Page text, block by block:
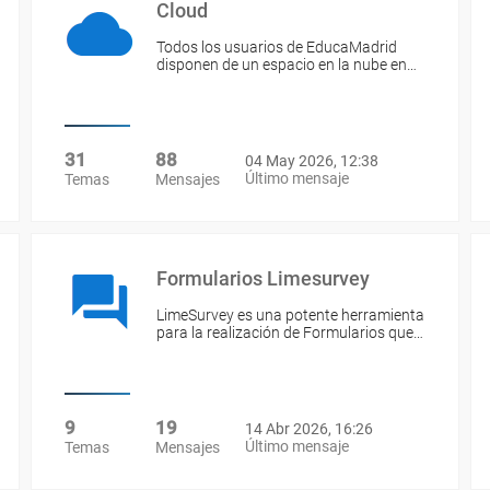
Cloud
Todos los usuarios de EducaMadrid
disponen de un espacio en la nube en…
31
Temas
88
Mensajes
04 May 2026, 12:38
Último mensaje
Formularios Limesurvey
LimeSurvey es una potente herramienta
para la realización de Formularios que…
9
Temas
19
Mensajes
14 Abr 2026, 16:26
Último mensaje